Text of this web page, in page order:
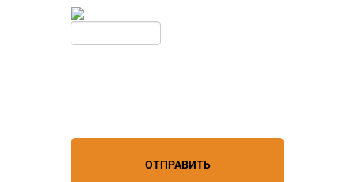
ОТПРАВИТЬ